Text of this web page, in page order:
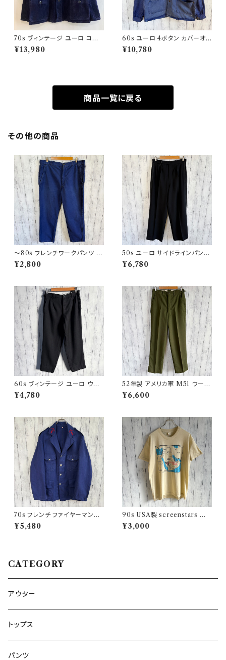
70s ヴィンテージ ユーロ コー
デュロイ セットアップ ビンテー
ジ
¥13,980
60s ユーロ 4ボタン カバーオ
ール ワークジャケット 月桂樹ボ
タン ヴィンテージ
¥10,780
商品一覧に戻る
その他の商品
〜80s フレンチワークパンツ ユ
ーロワーク コットンパンツ
¥2,800
50s ユーロ サイドラインパンツ
ウールパンツ ワイドスラックドレ
スパンツ
¥6,780
60s ヴィンテージ ユーロ ウー
ルパンツ スラックス ビンテージ
32
¥4,780
52年製 アメリカ軍 M51 ウール
パンツ ミリタリーパンツ スラッ
クス ヴィンテージ US ARMY 1
¥6,600
70s フレンチ ファイヤーマンジ
ャケット ワークジャケット ヴィン
テージ
¥5,480
90s USA製 screenstars 湾
岸戦争 シングルステッチTシャ
ツ ヴィンテージTシャツ
¥3,000
CATEGORY
アウター
トップス
パンツ